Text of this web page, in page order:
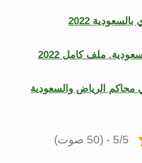
2022
ملف كامل 2022
الرياض والسعودية
5/5 - (50 صوت)